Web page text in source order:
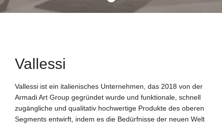
Vallessi
Vallessi ist ein italienisches Unternehmen, das 2018 von der
Armadi Art Group gegründet wurde und funktionale, schnell
zugängliche und qualitativ hochwertige Produkte des oberen
Segments entwirft, indem es die Bedürfnisse der neuen Welt